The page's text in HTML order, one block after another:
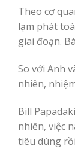
Theo cơ
lạm phát
giai đoạn.
So với Anh
nhiên,
Bill
nhiên, việc
tiêu dùng